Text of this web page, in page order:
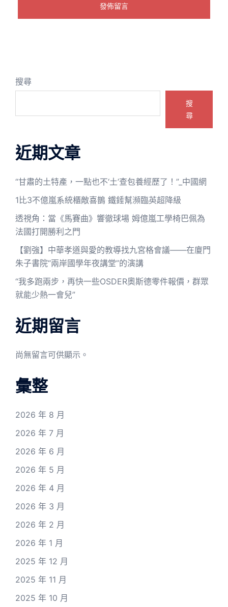
搜尋
搜
尋
近期文章
“甘肅的土特產，一點也不‘土’查包養經歷了！”_中國網
1比3不億嵐系統櫃敵喜鵲 鐵錘幫瀕臨英超降級
透視角：當《馬賽曲》響徹球場 姆億嵐工學椅巴佩為
法國打開勝利之門
【劉強】中華孝道與愛的教導找九宮格會議——在廈門
朱子書院“兩岸國學年夜講堂”的演講
“我多跑兩步，再快一些OSDER奧斯德零件報價，群眾
就能少熱一會兒”
近期留言
尚無留言可供顯示。
彙整
2026 年 8 月
2026 年 7 月
2026 年 6 月
2026 年 5 月
2026 年 4 月
2026 年 3 月
2026 年 2 月
2026 年 1 月
2025 年 12 月
2025 年 11 月
2025 年 10 月